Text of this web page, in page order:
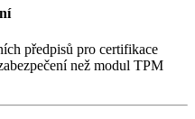
předpisů pro certifikace
než modul TPM